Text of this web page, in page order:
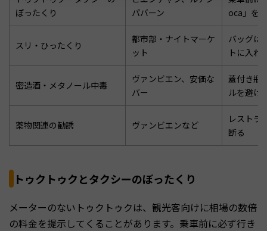
ぼったくり
パバーン
oca」を
スリ・ひったくり
都市部・ナイトマーケ
ット
バッグは
トに入れ
密造酒・メタノール中毒
ヴァンビエン、安価な
バー
蓋付き瓶
ルを避け
薬物関連の勧誘 ヴァンビエンなど
レストラ
断る
トゥクトゥクとタクシーのぼったくり
メーターのないトゥクトゥクは、観光客向けに相場の数倍
の料金を提示してくることがあります。乗車前に必ず行き